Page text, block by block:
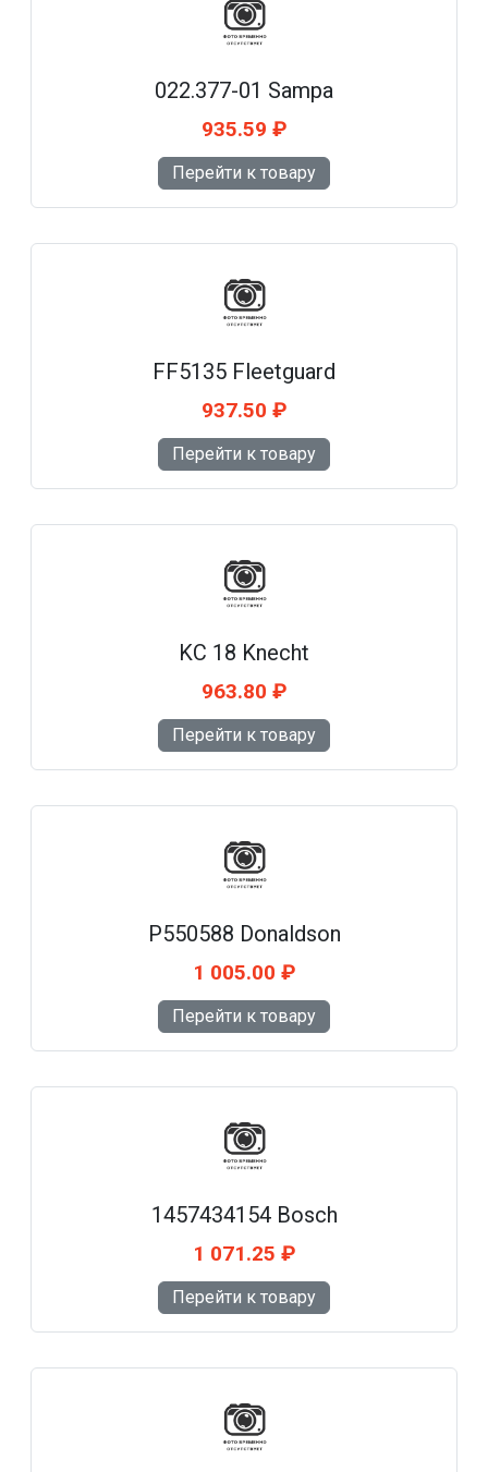
022.377-01 Sampa
935.59 ₽
Перейти к товару
FF5135 Fleetguard
937.50 ₽
Перейти к товару
KC 18 Knecht
963.80 ₽
Перейти к товару
P550588 Donaldson
1 005.00 ₽
Перейти к товару
1457434154 Bosch
1 071.25 ₽
Перейти к товару